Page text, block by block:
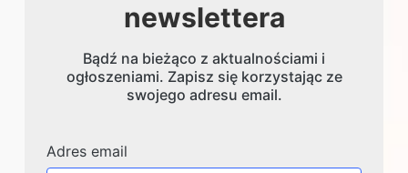
newslettera
Bądź na bieżąco z aktualnościami i
ogłoszeniami. Zapisz się korzystając ze
swojego adresu email.
Adres email